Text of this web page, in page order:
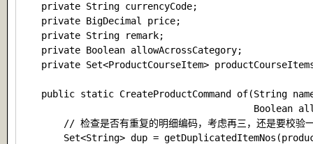
    private String currencyCode;
    private BigDecimal price;
    private String remark;
    private Boolean allowAcrossCategory;
private Set<ProductCourseItem>
public static CreateProductCommand of(String
Boolean
// 检查是否有重复的明细编码，考虑再三，还是要校验
Set<String> dup =